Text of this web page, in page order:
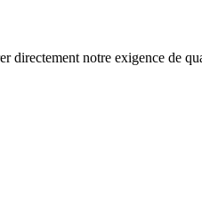
directement notre exigence de